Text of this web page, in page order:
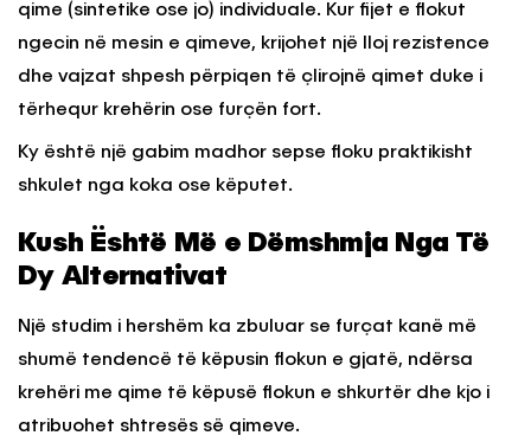
qime (sintetike ose jo) individuale. Kur fijet e flokut
ngecin në mesin e qimeve, krijohet një lloj rezistence
dhe vajzat shpesh përpiqen të çlirojnë qimet duke i
tërhequr krehërin ose furçën fort.
Ky është një gabim madhor sepse floku praktikisht
shkulet nga koka ose këputet.
Kush Është Më e Dëmshmja Nga Të
Dy Alternativat
Një studim i hershëm ka zbuluar se furçat kanë më
shumë tendencë të këpusin flokun e gjatë, ndërsa
krehëri me qime të këpusë flokun e shkurtër dhe kjo i
atribuohet shtresës së qimeve.